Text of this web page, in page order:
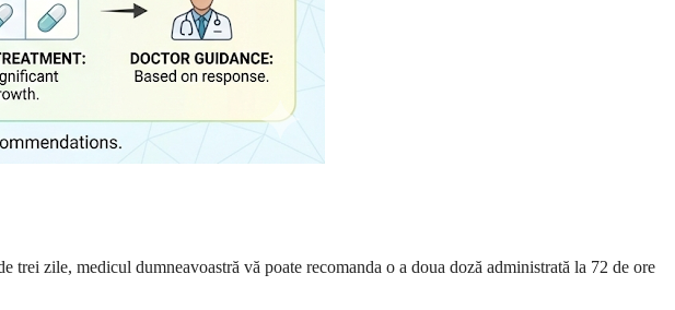
zile, medicul dumneavoastră vă poate recomanda o a doua doză administrată la 72 de ore